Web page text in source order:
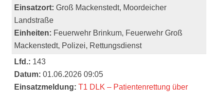
Einsatzort: Groß Mackenstedt, Moordeicher
Landstraße
Einheiten: Feuerwehr Brinkum, Feuerwehr Groß
Mackenstedt, Polizei, Rettungsdienst
Lfd.: 143
Datum: 01.06.2026 09:05
Einsatzmeldung: T1 DLK – Patientenrettung über